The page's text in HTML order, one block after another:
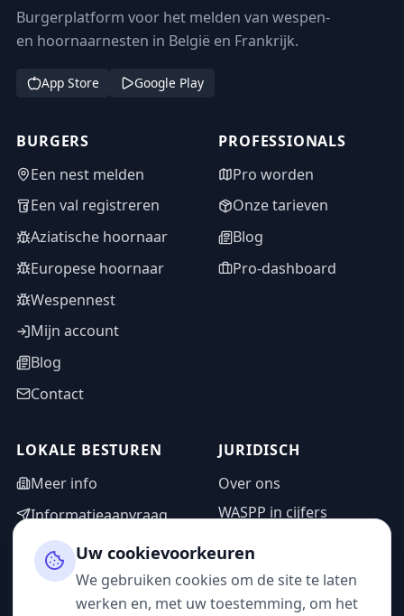
Burgerplatform voor het melden van wespen-
en hoornaarnesten in België en Frankrijk.
App Store Google Play
BURGERS
Een nest melden
Een val registreren
Aziatische hoornaar
Europese hoornaar
Wespennest
Mijn account
Blog
Contact
PROFESSIONALS
Pro worden
Onze tarieven
Blog
Pro-dashboard
LOKALE BESTUREN
Meer info
Informatieaanvraag
Adminzone
JURIDISCH
Over ons
WASPP in cijfers
Privacybeleid
Gebruiksvoorwaarden
Uw cookievoorkeuren
We gebruiken cookies om de site te laten
werken en, met uw toestemming, om het